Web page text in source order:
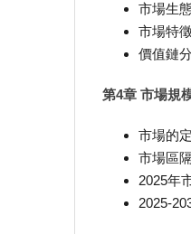
市場生
市場特
價值鏈
第4章 市場規
市場的
市場區
2025年
2025-